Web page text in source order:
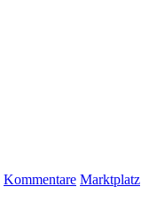
Kommentare Marktplatz